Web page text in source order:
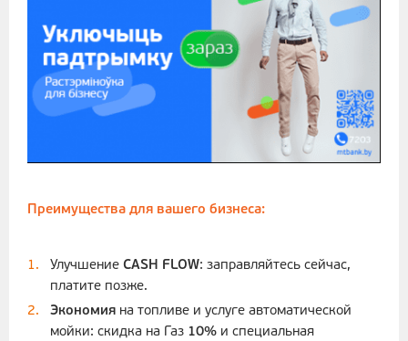
Преимущества для вашего бизнеса:
Улучшение CASH FLOW: заправляйтесь сейчас,
платите позже.
Экономия на топливе и услуге автоматической
мойки: скидка на Газ 10% и специальная